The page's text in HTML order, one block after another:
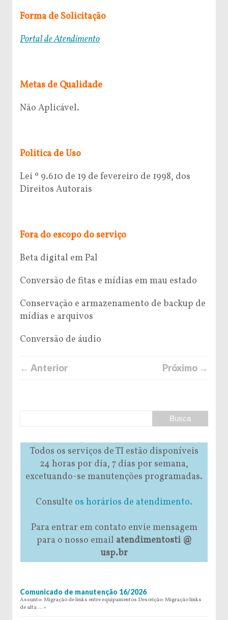
Forma de Solicitação
Portal de Atendimento
Metas de Qualidade
Não Aplicável.
Politica de Uso
Lei º 9.610 de 19 de fevereiro de 1998, dos
Direitos Autorais
Fora do escopo do serviço
Beta digital em Pal
Conversão de fitas e mídias em mau estado
Conservação e armazenamento de backup de
mídias e arquivos
Conversão de áudio
← Anterior Próximo →
Todos os serviços de TI estão disponíveis
24 horas por dia, 7 dias por semana,
excetuando-se manutenções programadas.
Consulte os horários de atendimento.
Para entrar em contato envie mensagem
para o nosso email atendimentosti @
usp.br
Comunicado de manutenção 16/2026
Assunto: Migração de links entre equipamentos Descrição: Migração links
de alta … »